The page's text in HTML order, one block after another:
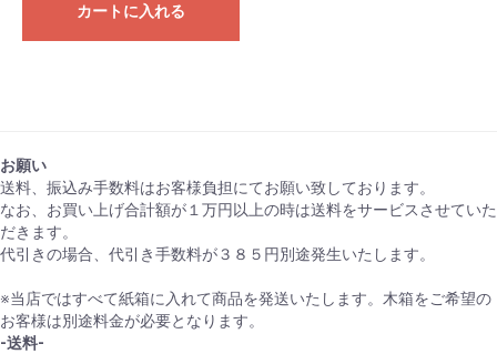
カートに入れる
お願い
送料、振込み手数料はお客様負担にてお願い致しております。
なお、お買い上げ合計額が１万円以上の時は送料をサービスさせていた
だきます。
代引きの場合、代引き手数料が３８５円別途発生いたします。
※当店ではすべて紙箱に入れて商品を発送いたします。木箱をご希望の
お客様は別途料金が必要となります。
-送料-